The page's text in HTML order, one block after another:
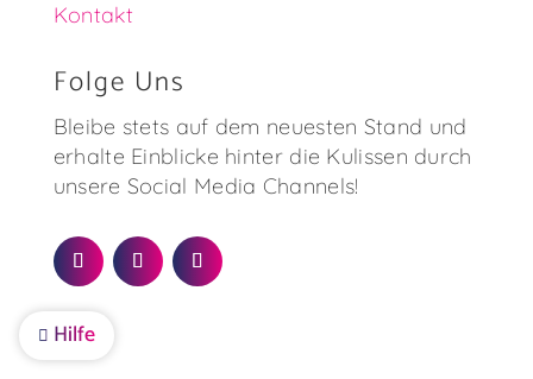
 Hilfe
Kontakt
Folge Uns
Bleibe stets auf dem neuesten Stand und
erhalte Einblicke hinter die Kulissen durch
unsere Social Media Channels!